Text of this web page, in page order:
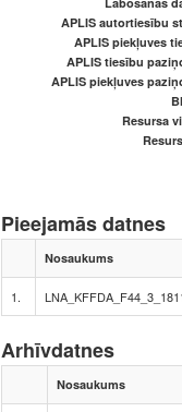
APLIS autortiesību
APLIS piekļuves
APLIS tiesību
APLIS piekļuves
Resursa
Pieejamās datnes
Nosaukums
1.
Arhīvdatnes
Nosaukums